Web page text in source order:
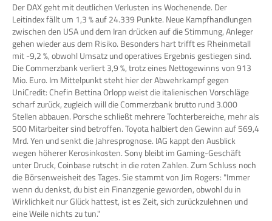
Der DAX geht mit deutlichen Verlusten ins Wochenende. Der
Leitindex fällt um 1,3 % auf 24.339 Punkte. Neue Kampfhandlungen
zwischen den USA und dem Iran drücken auf die Stimmung, Anleger
gehen wieder aus dem Risiko. Besonders hart trifft es Rheinmetall
mit -9,2 %, obwohl Umsatz und operatives Ergebnis gestiegen sind.
Die Commerzbank verliert 3,9 %, trotz eines Nettogewinns von 913
Mio. Euro. Im Mittelpunkt steht hier der Abwehrkampf gegen
UniCredit: Chefin Bettina Orlopp weist die italienischen Vorschläge
scharf zurück, zugleich will die Commerzbank brutto rund 3.000
Stellen abbauen. Porsche schließt mehrere Tochterbereiche, mehr als
500 Mitarbeiter sind betroffen. Toyota halbiert den Gewinn auf 569,4
Mrd. Yen und senkt die Jahresprognose. IAG kappt den Ausblick
wegen höherer Kerosinkosten. Sony bleibt im Gaming-Geschäft
unter Druck, Coinbase rutscht in die roten Zahlen. Zum Schluss noch
die Börsenweisheit des Tages. Sie stammt von Jim Rogers: "Immer
wenn du denkst, du bist ein Finanzgenie geworden, obwohl du in
Wirklichkeit nur Glück hattest, ist es Zeit, sich zurückzulehnen und
eine Weile nichts zu tun."